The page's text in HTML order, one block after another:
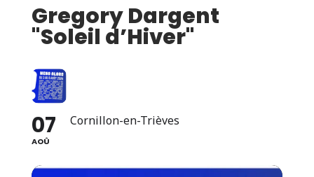
Gregory Dargent
"Soleil d’Hiver"
07
AOÛ
Cornillon-en-Trièves